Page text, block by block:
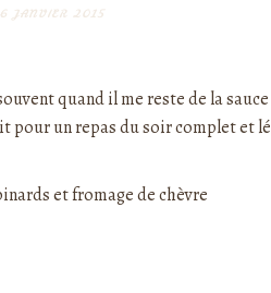
6 JANVIER 2015
quand il me reste de la
pour un repas du soir complet et